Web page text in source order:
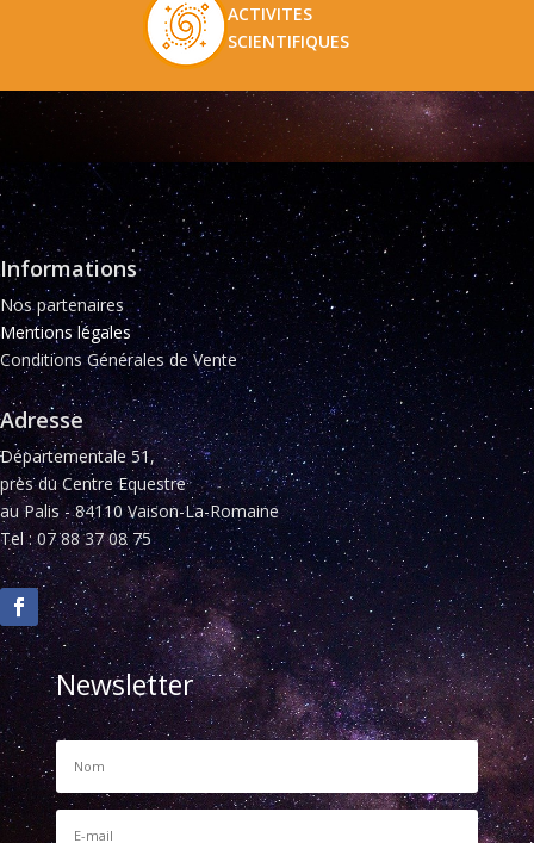
ACTIVITES
SCIENTIFIQUES
Informations
Nos partenaires
Mentions légales
Conditions Générales de Vente
Adresse
Départementale 51,
près du Centre Equestre
au Palis - 84110 Vaison-La-Romaine
Tel : 07 88 37 08 75
Newsletter